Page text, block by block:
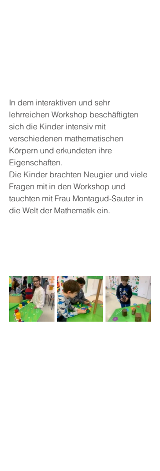
In dem interaktiven und sehr
lehrreichen Workshop beschäftigten
sich die Kinder intensiv mit
verschiedenen mathematischen
Körpern und erkundeten ihre
Eigenschaften.
Die Kinder brachten Neugier und viele
Fragen mit in den Workshop und
tauchten mit Frau Montagud-Sauter in
die Welt der Mathematik ein.